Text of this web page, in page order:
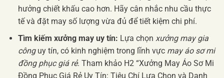
hưởng chiết khấu cao hơn. Hãy cân nhắc nhu cầu thực
tế và đặt may số lượng vừa đủ để tiết kiệm chi phí.
Tìm kiếm xưởng may uy tín: Lựa chọn xưởng may gia
cônguy tín, có kinh nghiệm trong lĩnh vực may áo sơ mi
đồng phục giá rẻ. Tham khảo H2 “Xưởng May Áo Sơ Mi
Đồng Phục Giá Rẻ Uy Tín: Tiêu Chí Lựa Chọn và Danh